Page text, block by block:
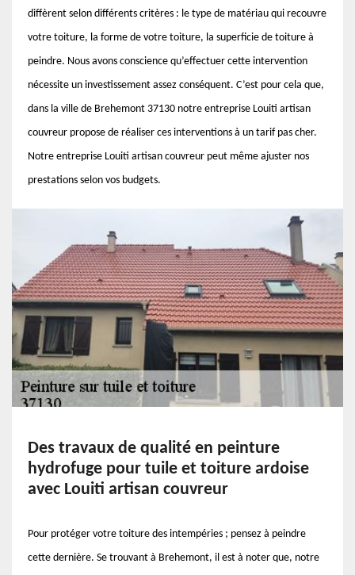
diffèrent selon différents critères : le type de matériau qui recouvre
votre toiture, la forme de votre toiture, la superficie de toiture à
peindre. Nous avons conscience qu’effectuer cette intervention
nécessite un investissement assez conséquent. C’est pour cela que,
dans la ville de Brehemont 37130 notre entreprise Louiti artisan
couvreur propose de réaliser ces interventions à un tarif pas cher.
Notre entreprise Louiti artisan couvreur peut même ajuster nos
prestations selon vos budgets.
Des travaux de qualité en peinture
hydrofuge pour tuile et toiture ardoise
avec Louiti artisan couvreur
Pour protéger votre toiture des intempéries ; pensez à peindre
cette dernière. Se trouvant à Brehemont, il est à noter que, notre